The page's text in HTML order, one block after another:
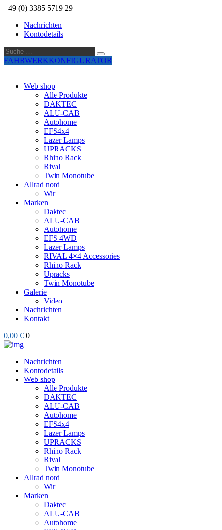
+49 (0) 3385 5719 29
Nachrichten
Kontodetails
Suche
…
Suche
FAHRWERKKONFIGURATOR
Web shop
Alle Produkte
DAKTEC
ALU-CAB
Autohome
EFS4x4
Lazer Lamps
UPRACKS
Rhino Rack
Rival
Twin Monotube
Allrad nord
Wir
Marken
Daktec
ALU-CAB
Autohome
EFS 4WD
Lazer Lamps
RIVAL 4×4 Accessories
Rhino Rack
Upracks
Twin Monotube
Galerie
Video
Nachrichten
Kontakt
0,00 € 0
Nachrichten
Kontodetails
Web shop
Alle Produkte
DAKTEC
ALU-CAB
Autohome
EFS4x4
Lazer Lamps
UPRACKS
Rhino Rack
Rival
Twin Monotube
Allrad nord
Wir
Marken
Daktec
ALU-CAB
Autohome